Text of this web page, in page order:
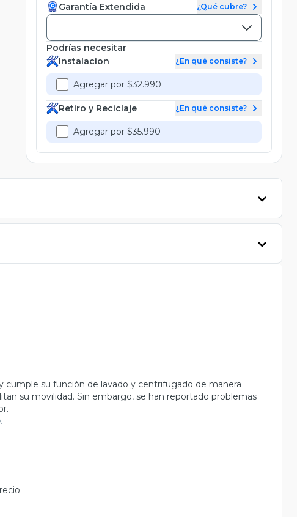
Garantía Extendida ¿Qué cubre?
Podrías necesitar
Instalacion
¿En qué consiste?
Agregar por $32.990
Retiro y Reciclaje ¿En qué consiste?
Agregar por $35.990
cumple su función de lavado y centrifugado de manera
su movilidad. Sin embargo, se han reportado problemas